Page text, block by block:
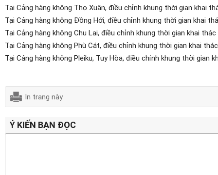
Tại Cảng hàng không Thọ Xuân, điều chỉnh khung thời gian khai
Tại Cảng hàng không Đồng Hới, điều chỉnh khung thời gian khai
Tại Cảng hàng không Chu Lai, điều chỉnh khung thời gian khai
Tại Cảng hàng không Phù Cát, điều chỉnh khung thời gian khai
Tại Cảng hàng không Pleiku, Tuy Hòa, điều chỉnh khung thời gian
In trang này
Ý KIẾN BẠN ĐỌC